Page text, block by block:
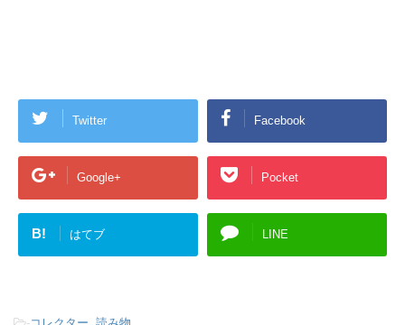
Twitter Facebook
Google+ Pocket
B! はてブ LINE